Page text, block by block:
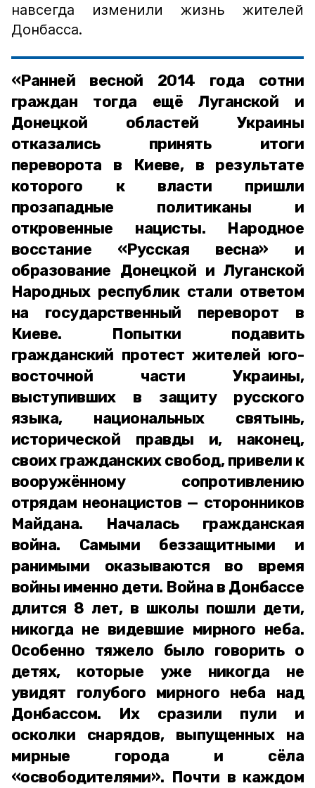
навсегда изменили жизнь жителей
Донбасса.
«Ранней весной 2014 года сотни
граждан тогда ещё Луганской и
Донецкой областей Украины
отказались принять итоги
переворота в Киеве, в результате
которого к власти пришли
прозападные политиканы и
откровенные нацисты. Народное
восстание «Русская весна» и
образование Донецкой и Луганской
Народных республик стали ответом
на государственный переворот в
Киеве. Попытки подавить
гражданский протест жителей юго-
восточной части Украины,
выступивших в защиту русского
языка, национальных святынь,
исторической правды и, наконец,
своих гражданских свобод, привели к
вооружённому сопротивлению
отрядам неонацистов — сторонников
Майдана. Началась гражданская
война. Самыми беззащитными и
ранимыми оказываются во время
войны именно дети. Война в Донбассе
длится 8 лет, в школы пошли дети,
никогда не видевшие мирного неба.
Особенно тяжело было говорить о
детях, которые уже никогда не
увидят голубого мирного неба над
Донбассом. Их сразили пули и
осколки снарядов, выпущенных на
мирные города и сёла
«освободителями». Почти в каждом